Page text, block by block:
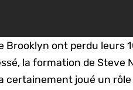
Brooklyn ont perdu leurs
la formation de Steve
certainement joué un